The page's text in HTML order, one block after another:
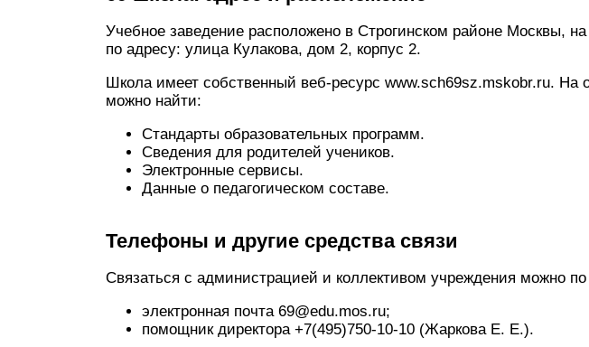
Учебное заведение расположено в Строгинском районе Москвы, на
по адресу: улица Кулакова, дом 2, корпус 2.
Школа имеет собственный веб-ресурс www.sch69sz.mskobr.ru. На
можно найти:
Стандарты образовательных программ.
Сведения для родителей учеников.
Электронные сервисы.
Данные о педагогическом составе.
Телефоны и другие средства связи
Связаться с администрацией и коллективом учреждения можно
электронная почта 69@edu.mos.ru;
помощник директора +7(495)750-10-10 (Жаркова Е. Е.).